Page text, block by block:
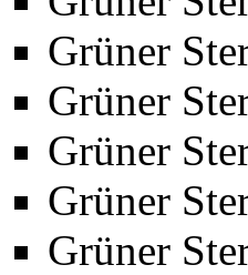
Grüner
Grüner
Grüner
Grüner
Grüner